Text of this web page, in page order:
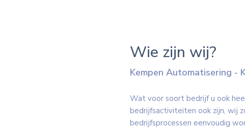
Wie zijn wij?
Kempen Automatisering -
Wat voor soort bedrijf u ook
bedrijfsactiviteiten ook zijn, wij
bedrijfsprocessen eenvoudig